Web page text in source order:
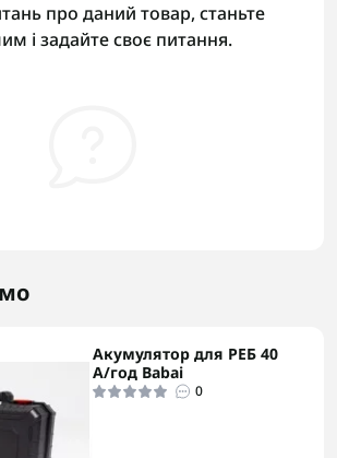
про даний товар, станьте
і задайте своє питання.
Акумулятор для РЕБ 40
А/год Babai
0